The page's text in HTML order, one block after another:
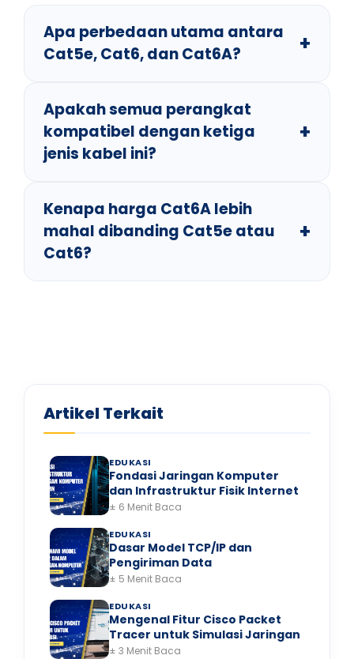
Apa perbedaan utama antara
Cat5e, Cat6, dan Cat6A?
Apakah semua perangkat
kompatibel dengan ketiga
jenis kabel ini?
Kenapa harga Cat6A lebih
mahal dibanding Cat5e atau
Cat6?
Artikel Terkait
EDUKASI
Fondasi Jaringan Komputer
dan Infrastruktur Fisik Internet
± 6 Menit Baca
EDUKASI
Dasar Model TCP/IP dan
Pengiriman Data
± 5 Menit Baca
EDUKASI
Mengenal Fitur Cisco Packet
Tracer untuk Simulasi Jaringan
± 3 Menit Baca